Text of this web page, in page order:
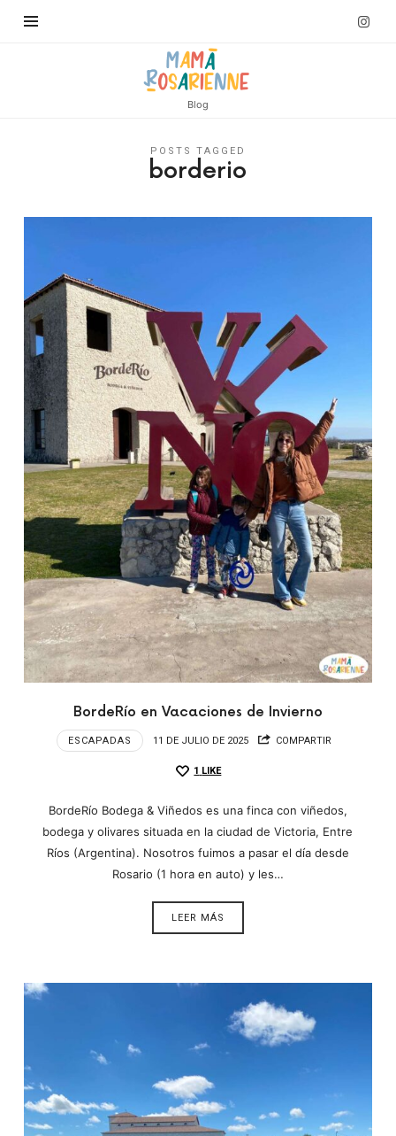
Blog
POSTS TAGGED
borderio
BordeRío en Vacaciones de Invierno
ESCAPADAS 11 DE JULIO DE 2025 COMPARTIR
1 LIKE
BordeRío Bodega & Viñedos es una finca con viñedos,
bodega y olivares situada en la ciudad de Victoria, Entre
Ríos (Argentina). Nosotros fuimos a pasar el día desde
Rosario (1 hora en auto) y les…
LEER MÁS